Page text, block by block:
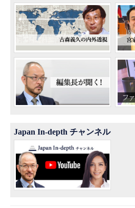
Japan In-depth チャンネル